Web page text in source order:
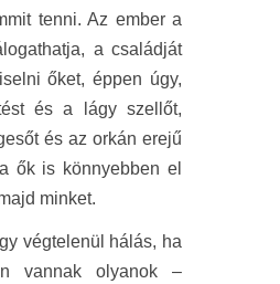
tenni. Az ember a
a családját
őket, éppen úgy,
és a lágy szellőt,
és az orkán erejű
ők is könnyebben el
minket.
végtelenül hálás, ha
vannak olyanok –